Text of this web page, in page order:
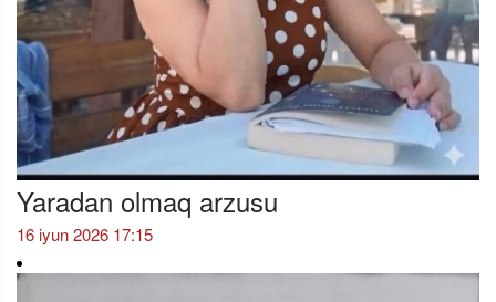
Yaradan olmaq arzusu
16 iyun 2026 17:15